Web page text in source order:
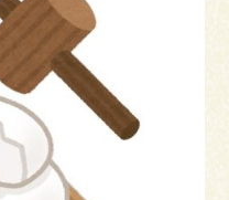
リフォーム